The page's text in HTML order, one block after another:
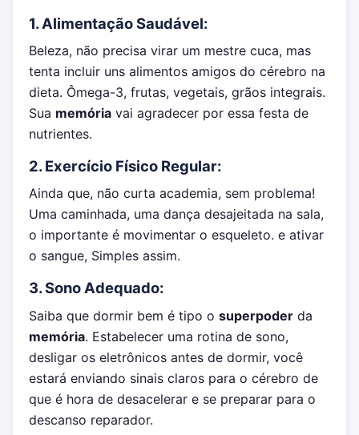
1. Alimentação Saudável:
Beleza, não precisa virar um mestre cuca, mas
tenta incluir uns alimentos amigos do cérebro na
dieta. Ômega-3, frutas, vegetais, grãos integrais.
Sua memória vai agradecer por essa festa de
nutrientes.
2. Exercício Físico Regular:
Ainda que, não curta academia, sem problema!
Uma caminhada, uma dança desajeitada na sala,
o importante é movimentar o esqueleto. e ativar
o sangue, Simples assim.
3. Sono Adequado:
Saiba que dormir bem é tipo o superpoder da
memória. Estabelecer uma rotina de sono,
desligar os eletrônicos antes de dormir, você
estará enviando sinais claros para o cérebro de
que é hora de desacelerar e se preparar para o
descanso reparador.